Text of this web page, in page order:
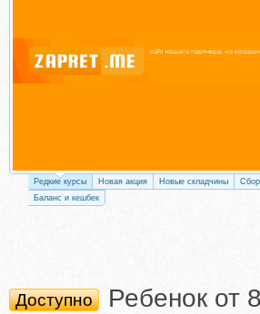
Редкие курсы Новая акция Новые складчины
Баланс и кешбек
Доступно
Ребенок от